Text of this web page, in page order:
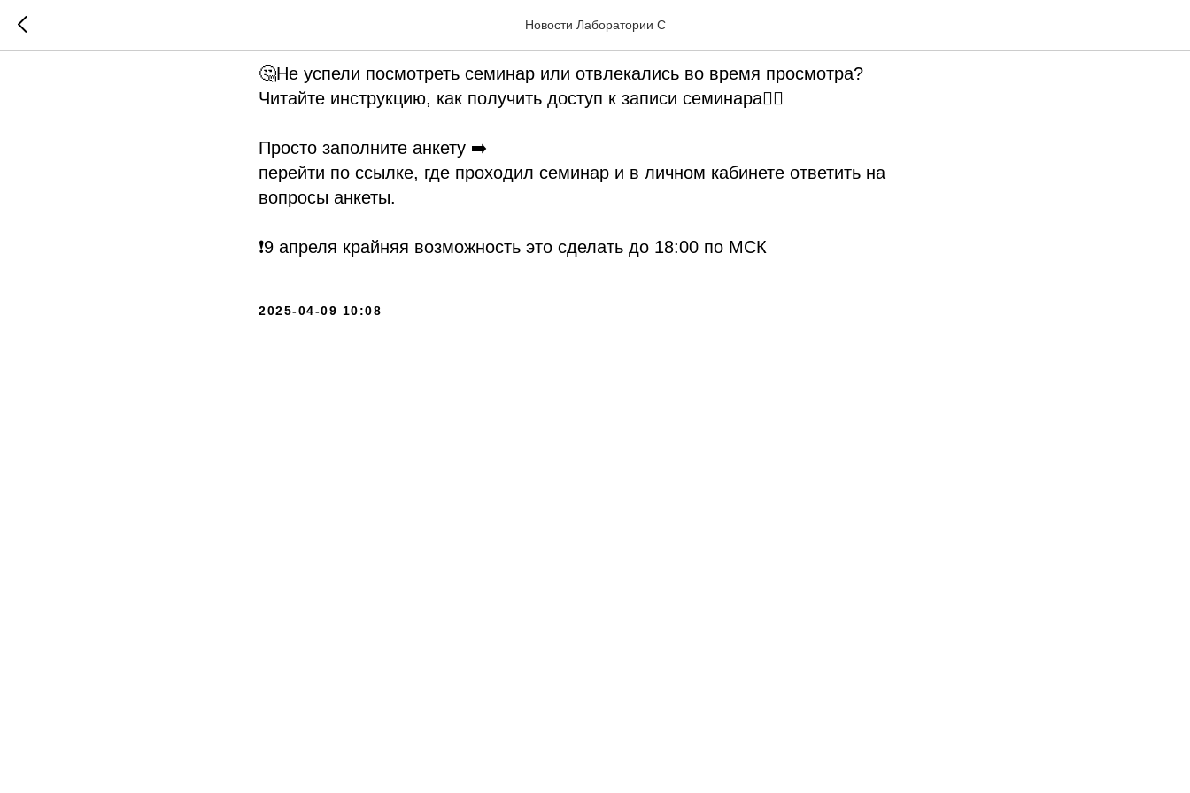
Новости Лаборатории С
Запись Единого онлайн семинара
🤔Не успели посмотреть семинар или отвлекались во время просмотра?
Читайте инструкцию, как получить доступ к записи семинара👇🏻
Просто заполните анкету ➡️
перейти по ссылке, где проходил семинар и в личном кабинете ответить на
вопросы анкеты.
❗️9 апреля крайняя возможность это сделать до 18:00 по МСК
2025-04-09 10:08